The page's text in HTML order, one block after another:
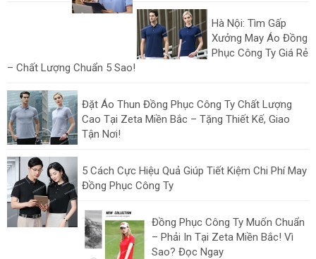
Hà Nội: Tìm Gấp
Xưởng May Áo Đồng
Phục Công Ty Giá Rẻ
– Chất Lượng Chuẩn 5 Sao!
Đặt Áo Thun Đồng Phục Công Ty Chất Lượng
Cao Tại Zeta Miền Bắc – Tặng Thiết Kế, Giao
Tận Nơi!
5 Cách Cực Hiệu Quả Giúp Tiết Kiệm Chi Phí May
Đồng Phục Công Ty
Đồng Phục Công Ty Muốn Chuẩn
– Phải In Tại Zeta Miền Bắc! Vì
Sao? Đọc Ngay